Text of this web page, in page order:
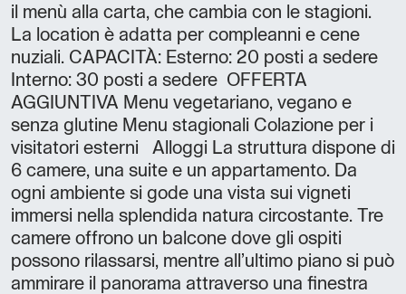
il menù alla carta, che cambia con le stagioni.
La location è adatta per compleanni e cene
nuziali. CAPACITÀ: Esterno: 20 posti a sedere
Interno: 30 posti a sedere OFFERTA
AGGIUNTIVA Menu vegetariano, vegano e
senza glutine Menu stagionali Colazione per i
visitatori esterni Alloggi La struttura dispone di
6 camere, una suite e un appartamento. Da
ogni ambiente si gode una vista sui vigneti
immersi nella splendida natura circostante. Tre
camere offrono un balcone dove gli ospiti
possono rilassarsi, mentre all’ultimo piano si può
ammirare il panorama attraverso una finestra